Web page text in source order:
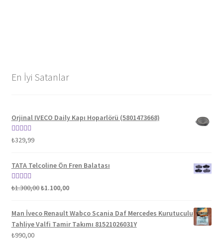
En İyi Satanlar
Orjinal IVECO Daily Kapı Hoparlörü (5801473668)
5 üzerinden
₺329,99
TATA Telcoline Ön Fren Balatası
5 üzerinden
₺1.300,00Orijinal
₺1.300,00.
₺1.100,00Şu
fiyat:
₺1.100,00.
Man İveco Renault Wabco Scania Daf Mercedes Kurutuculu
Tahliye Valfi Tamir Takımı 81521026031Y
₺990,00